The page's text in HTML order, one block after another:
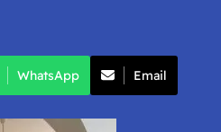
WhatsApp Email